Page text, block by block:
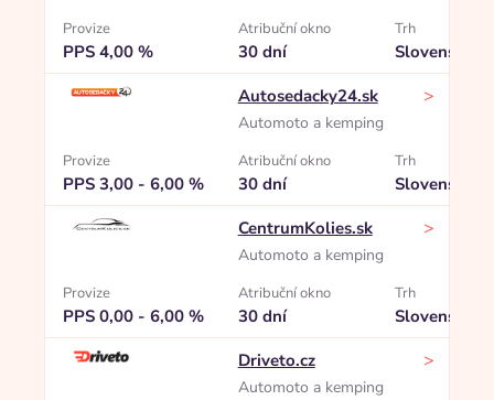
Provize
PPS 4,00 %
Atribuční okno
30 dní
Trh
Slovensko
Autosedacky24.sk
Automoto a kemping
>
Provize
PPS 3,00 - 6,00 %
Atribuční okno
30 dní
Trh
Slovensko
CentrumKolies.sk
Automoto a kemping
>
Provize
PPS 0,00 - 6,00 %
Atribuční okno
30 dní
Trh
Slovensko
Driveto.cz
Automoto a kemping
>